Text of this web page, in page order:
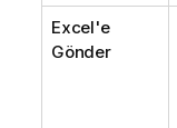
Excel'e
Gönder